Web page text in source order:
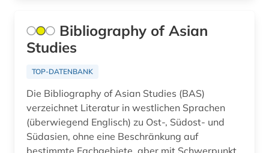
die deutsche bibliothek (1)
druck (2)
druckschriften (1)
Korea (1)
Liechtenstein (1)
Litauen (6)
Bibliography of Asian
Studies
TOP-DATENBANK
Die Bibliography of Asian Studies (BAS)
verzeichnet Literatur in westlichen Sprachen
(überwiegend Englisch) zu Ost-, Südost- und
Südasien, ohne eine Beschränkung auf